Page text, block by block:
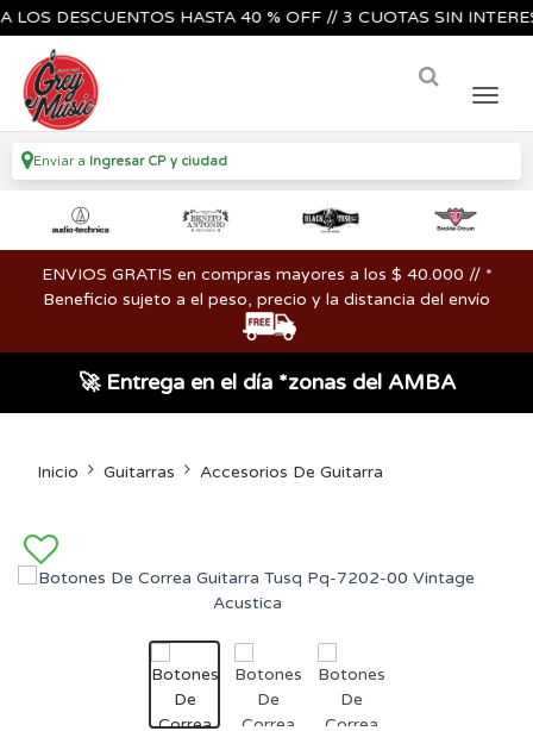
DESCUENTOS HASTA 40 % OFF // 3 CUOTAS SIN
Enviar a Ingresar CP y ciudad
ENVIOS GRATIS en compras mayores a los $ 40.000 // *
Beneficio sujeto a el peso, precio y la distancia del envío
🚀 Entrega en el día *zonas del AMBA
Inicio Guitarras Accesorios De Guitarra